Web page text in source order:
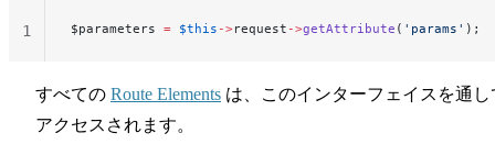
$parameters = $this ->request ->getAttribute ( 'params' );
1
すべての Route Elements は、このインターフェイスを通し
アクセスされます。